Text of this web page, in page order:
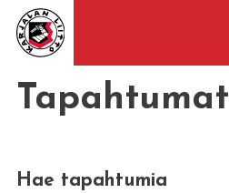
Tapahtumat
Hae tapahtumia